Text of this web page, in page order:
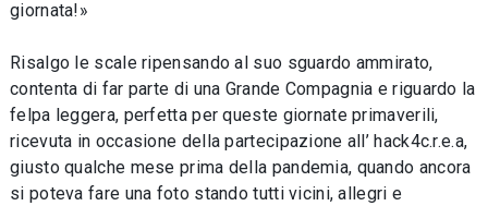
giornata!»
Risalgo le scale ripensando al suo sguardo ammirato,
contenta di far parte di una Grande Compagnia e riguardo la
felpa leggera, perfetta per queste giornate primaverili,
ricevuta in occasione della partecipazione all’ hack4c.r.e.a,
giusto qualche mese prima della pandemia, quando ancora
si poteva fare una foto stando tutti vicini, allegri e